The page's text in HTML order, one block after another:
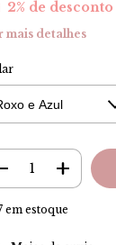
2% de desconto
mais detalhes
em estoque